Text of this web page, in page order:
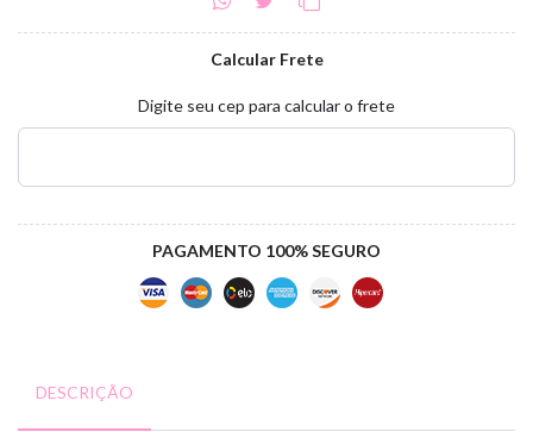
Calcular Frete
Digite seu cep para calcular o frete
PAGAMENTO 100% SEGURO
DESCRIÇÃO